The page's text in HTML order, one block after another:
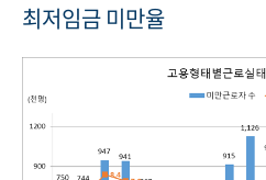
최저임금 미만율